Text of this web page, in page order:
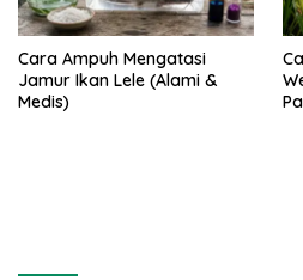
Cara Ampuh Mengatasi
Jamur Ikan Lele (Alami &
Medis)